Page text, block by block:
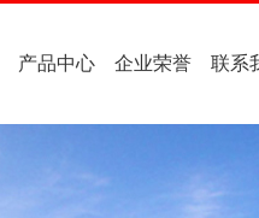
产品中心 企业荣誉 联系